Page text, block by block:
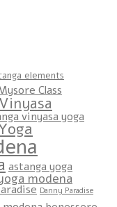
elements
Class
vinyasa yoga
astanga yoga
modena
Danny Paradise